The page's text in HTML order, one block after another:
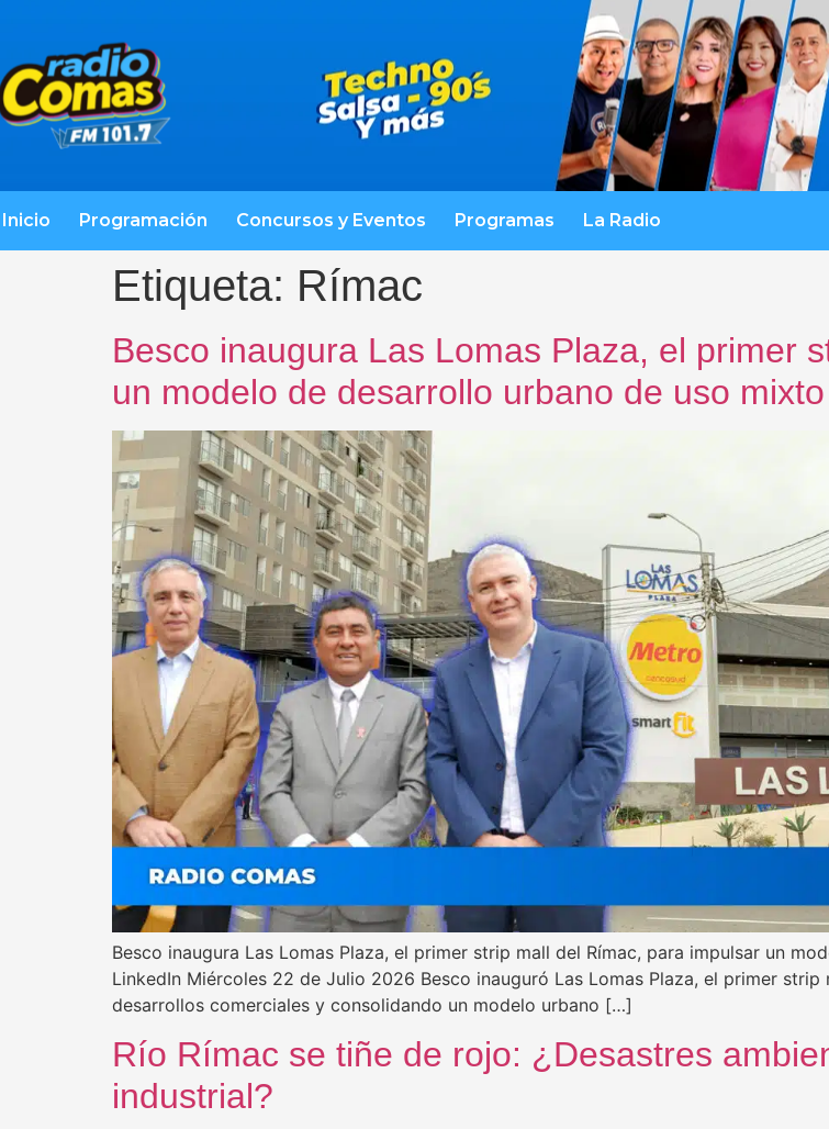
Inicio Programación Concursos y Eventos Programas La Radio
Etiqueta: Rímac
Besco inaugura Las Lomas Plaza, el primer
un modelo de desarrollo urbano de uso mixto
Besco inaugura Las Lomas Plaza, el primer strip mall del Rímac, para impulsar un
LinkedIn Miércoles 22 de Julio 2026 Besco inauguró Las Lomas Plaza, el primer
desarrollos comerciales y consolidando un modelo urbano […]
Río Rímac se tiñe de rojo: ¿Desastres
industrial?